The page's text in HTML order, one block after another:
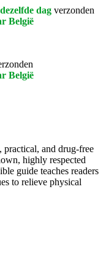
dezelfde dag verzonden
België
België
practical, and drug-free
highly respected
guide teaches readers
to relieve physical